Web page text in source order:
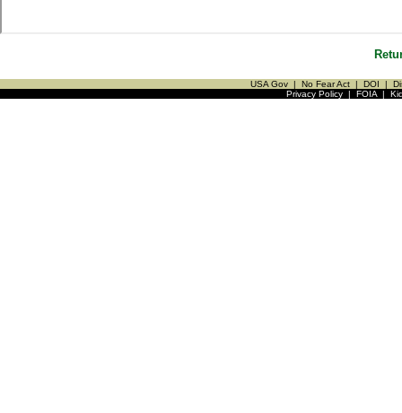
USA Gov | No Fear Act | DOI |
Privacy Policy| FOIA|